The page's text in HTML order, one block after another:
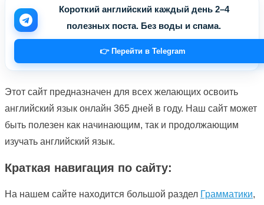
Короткий английский каждый день 2–4
полезных поста. Без воды и спама.
👉 Перейти в Telegram
Этот сайт предназначен для всех желающих освоить
английский язык онлайн 365 дней в году. Наш сайт может
быть полезен как начинающим, так и продолжающим
изучать английский язык.
Краткая навигация по сайту:
На нашем сайте находится большой раздел Грамматики,